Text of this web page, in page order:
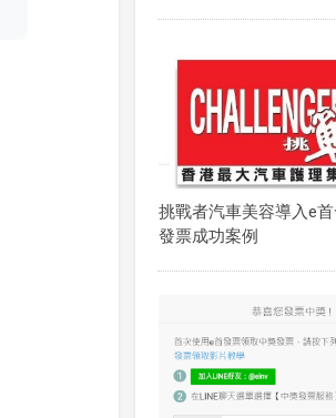
挑戰者汽車美容導入e
發票成功案例